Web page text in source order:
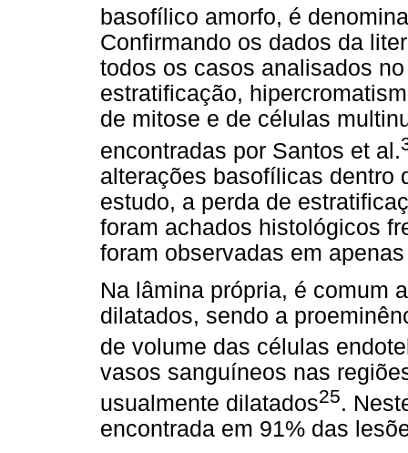
basofílico amorfo, é
Confirmando os dados da
todos os casos analisados
estratificação,
de mitose e de células
encontradas por Santos et al.
alterações basofílicas dentro
estudo, a perda de
foram achados histológicos
foram observadas em
Na lâmina própria, é comum
dilatados, sendo a
de volume das células
vasos sanguíneos nas
usualmente dilatados25.
encontrada em 91% das